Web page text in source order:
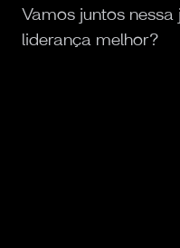
Vamos juntos
liderança melhor?